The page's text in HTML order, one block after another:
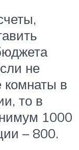
не
комнаты в
то в
1000
– 800.